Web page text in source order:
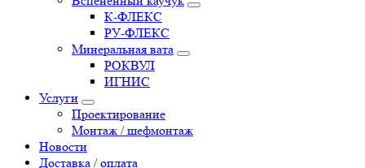
К-ФЛЕКС
РУ-ФЛЕКС
Минеральная вата
РОКВУЛ
ИГНИС
Услуги
Проектирование
Монтаж / шефмонтаж
Новости
Доставка / оплата